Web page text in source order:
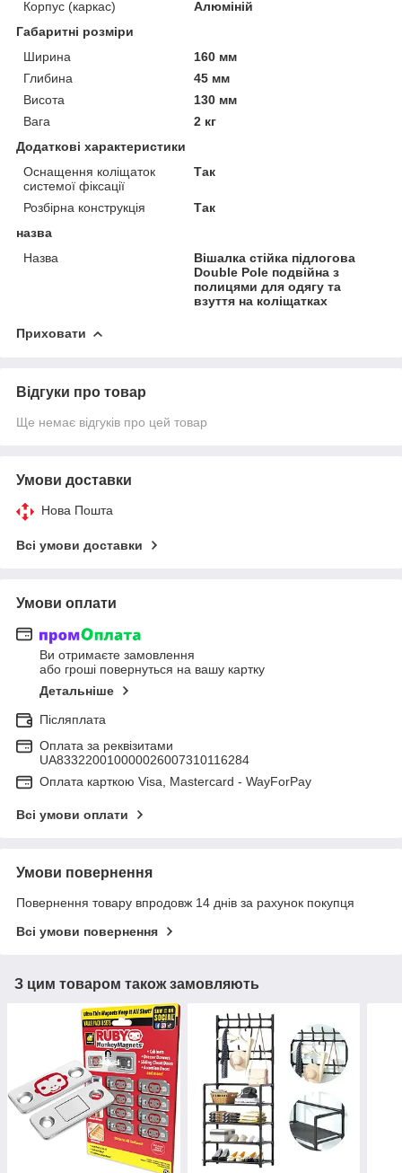
Корпус (каркас)
Алюміній
Габаритні розміри
Ширина
160 мм
Глибина
45 мм
Висота
130 мм
Вага
2 кг
Додаткові характеристики
Оснащення коліщаток
системої фіксації
Так
Розбірна конструкція
Так
назва
Назва
Вішалка стійка підлогова
Double Pole подвійна з
полицями для одягу та
взуття на коліщатках
Приховати
Відгуки про товар
Ще немає відгуків про цей товар
Умови доставки
Нова Пошта
Всі умови доставки
Умови оплати
Ви отримаєте замовлення
або гроші повернуться на вашу картку
Детальніше
Післяплата
Оплата за реквізитами
UA833220010000026007310116284
Оплата карткою Visa, Mastercard - WayForPay
Всі умови оплати
Умови повернення
Повернення товару впродовж 14 днів за рахунок покупця
Всі умови повернення
З цим товаром також замовляють